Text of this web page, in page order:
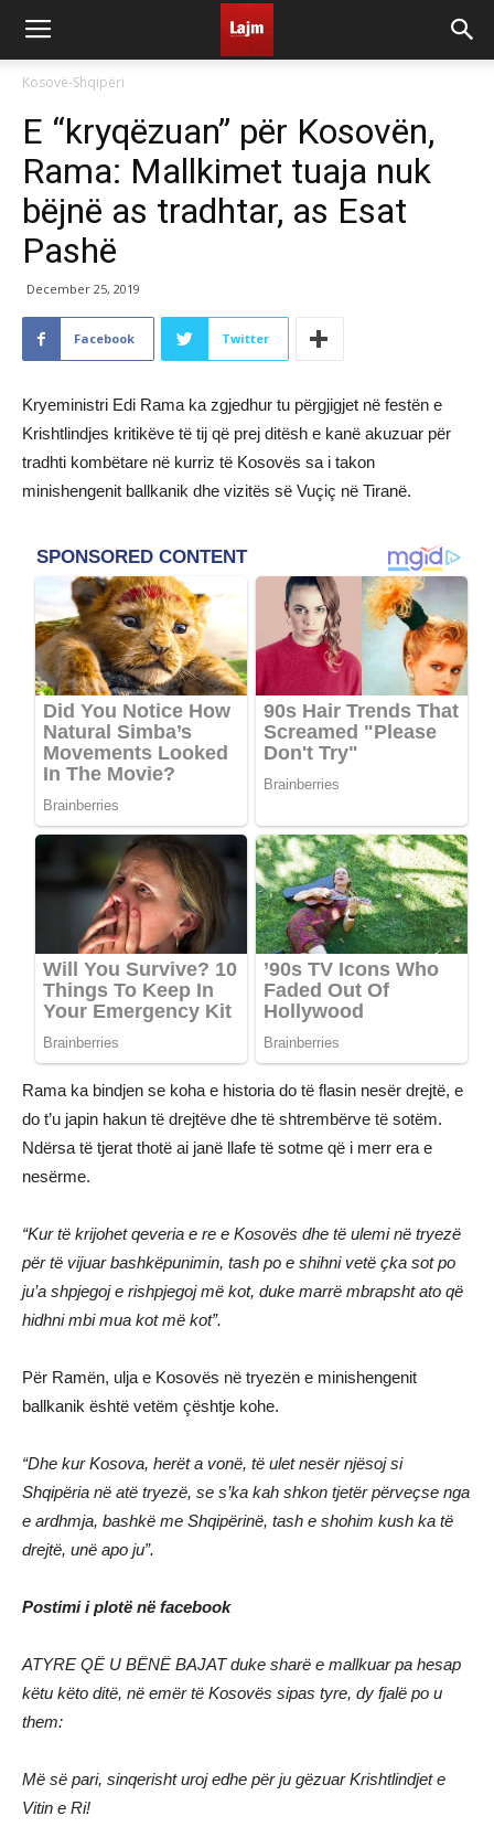
Kosovë-Shqipëri
E “kryqëzuan” për Kosovën,
Rama: Mallkimet tuaja nuk
bëjnë as tradhtar, as Esat
Pashë
December 25, 2019
Facebook Twitter
Kryeministri Edi Rama ka zgjedhur tu përgjigjet në festën e
Krishtlindjes kritikëve të tij që prej ditësh e kanë akuzuar për
tradhti kombëtare në kurriz të Kosovës sa i takon
minishengenit ballkanik dhe vizitës së Vuçiç në Tiranë.
Rama ka bindjen se koha e historia do të flasin nesër drejtë, e
do t’u japin hakun të drejtëve dhe të shtrembërve të sotëm.
Ndërsa të tjerat thotë ai janë llafe të sotme që i merr era e
nesërme.
“Kur të krijohet qeveria e re e Kosovës dhe të ulemi në tryezë
për të vijuar bashkëpunimin, tash po e shihni vetë çka sot po
ju’a shpjegoj e rishpjegoj më kot, duke marrë mbrapsht ato që
hidhni mbi mua kot më kot”.
Për Ramën, ulja e Kosovës në tryezën e minishengenit
ballkanik është vetëm çështje kohe.
“Dhe kur Kosova, herët a vonë, të ulet nesër njësoj si
Shqipëria në atë tryezë, se s’ka kah shkon tjetër përveçse nga
e ardhmja, bashkë me Shqipërinë, tash e shohim kush ka të
drejtë, unë apo ju”.
Postimi i plotë në facebook
ATYRE QË U BËNË BAJAT duke sharë e mallkuar pa hesap
këtu këto ditë, në emër të Kosovës sipas tyre, dy fjalë po u
them:
Më së pari, sinqerisht uroj edhe për ju gëzuar Krishtlindjet e
Vitin e Ri!